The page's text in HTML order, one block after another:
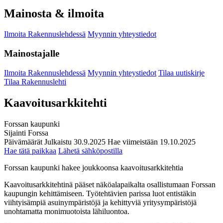
Mainosta & ilmoita
Ilmoita Rakennuslehdessä Myynnin yhteystiedot
Mainostajalle
Ilmoita Rakennuslehdessä Myynnin yhteystiedot Tilaa uutiskirje
Tilaa Rakennuslehti
Kaavoitusarkkitehti
Forssan kaupunki
Sijainti Forssa
Päivämäärät Julkaistu 30.9.2025 Hae viimeistään 19.10.2025
Hae tätä paikkaa Lähetä sähköpostilla
Forssan kaupunki hakee joukkoonsa kaavoitusarkkitehtia
Kaavoitusarkkitehtinä pääset näköalapaikalta osallistumaan Forssan
kaupungin kehittämiseen. Työtehtävien parissa luot entistäkin
viihtyisämpiä asuinympäristöjä ja kehittyviä yritysympäristöjä
unohtamatta monimuotoista lähiluontoa.